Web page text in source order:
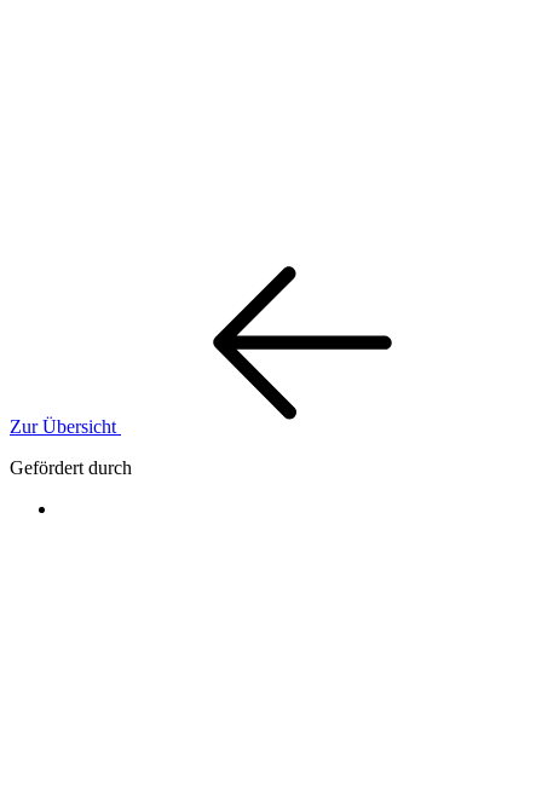
Zur Übersicht
Gefördert durch